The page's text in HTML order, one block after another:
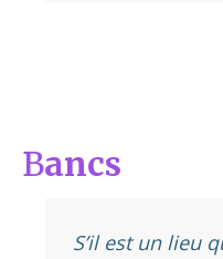
Bancs
S’il est un lieu